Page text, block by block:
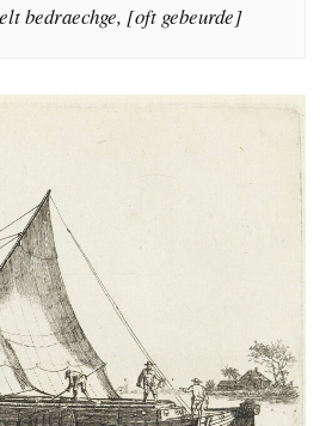
bedraechge, [oft gebeurde]